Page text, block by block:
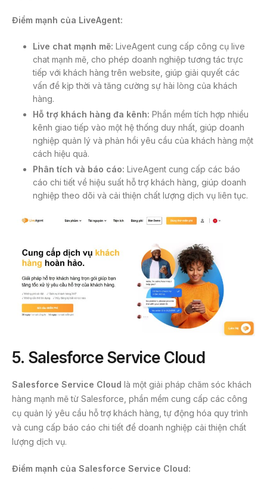
Điểm mạnh của LiveAgent:
Live chat mạnh mẽ: LiveAgent cung cấp công cụ live
chat mạnh mẽ, cho phép doanh nghiệp tương tác trực
tiếp với khách hàng trên website, giúp giải quyết các
vấn đề kịp thời và tăng cường sự hài lòng của khách
hàng.
Hỗ trợ khách hàng đa kênh: Phần mềm tích hợp nhiều
kênh giao tiếp vào một hệ thống duy nhất, giúp doanh
nghiệp quản lý và phản hồi yêu cầu của khách hàng một
cách hiệu quả.
Phân tích và báo cáo: LiveAgent cung cấp các báo
cáo chi tiết về hiệu suất hỗ trợ khách hàng, giúp doanh
nghiệp theo dõi và cải thiện chất lượng dịch vụ liên tục.
5. Salesforce Service Cloud
Salesforce Service Cloud là một giải pháp chăm sóc khách
hàng mạnh mẽ từ Salesforce, phần mềm cung cấp các công
cụ quản lý yêu cầu hỗ trợ khách hàng, tự động hóa quy trình
và cung cấp báo cáo chi tiết để doanh nghiệp cải thiện chất
lượng dịch vụ.
Điểm mạnh của Salesforce Service Cloud: